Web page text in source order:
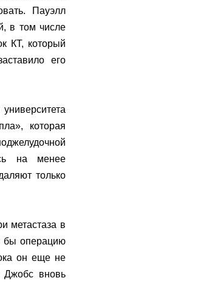
Пауэлл
в том числе
КТ, который
его
которая
на менее
только
метастаза в
бы операцию
он еще не
Джобс вновь